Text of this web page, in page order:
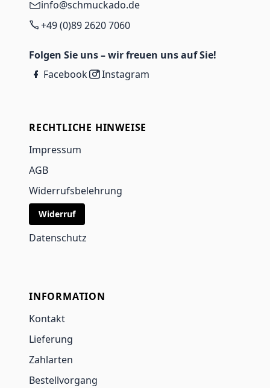
info@schmuckado.de
+49 (0)89 2620 7060
Folgen Sie uns – wir freuen uns auf Sie!
Facebook
Instagram
RECHTLICHE HINWEISE
Impressum
AGB
Widerrufsbelehrung
Widerruf
Datenschutz
INFORMATION
Kontakt
Lieferung
Zahlarten
Bestellvorgang